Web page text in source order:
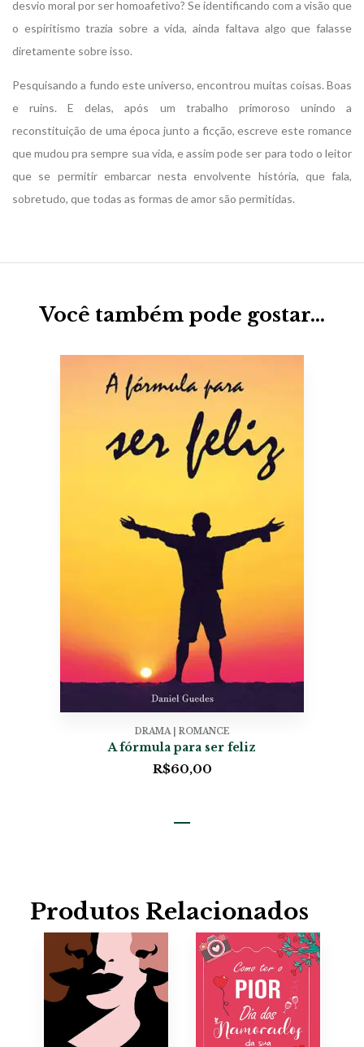
desvio moral por ser homoafetivo? Se identificando com a visão que
o espiritismo trazia sobre a vida, ainda faltava algo que falasse
diretamente sobre isso.
Pesquisando a fundo este universo, encontrou muitas coisas. Boas
e ruins. E delas, após um trabalho primoroso unindo a
reconstituição de uma época junto a ficção, escreve este romance
que mudou pra sempre sua vida, e assim pode ser para todo o leitor
que se permitir embarcar nesta envolvente história, que fala,
sobretudo, que todas as formas de amor são permitidas.
Você também pode gostar…
DRAMA | ROMANCE
A fórmula para ser feliz
R$60,00
Produtos Relacionados